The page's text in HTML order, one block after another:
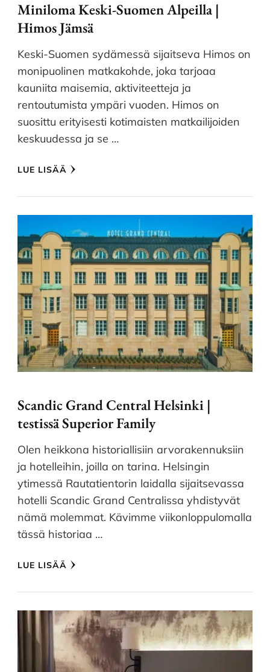
Miniloma Keski-Suomen Alpeilla |
Himos Jämsä
Keski-Suomen sydämessä sijaitseva Himos on
monipuolinen matkakohde, joka tarjoaa
kauniita maisemia, aktiviteetteja ja
rentoutumista ympäri vuoden. Himos on
suosittu erityisesti kotimaisten matkailijoiden
keskuudessa ja se …
LUE LISÄÄ
Scandic Grand Central Helsinki |
testissä Superior Family
Olen heikkona historiallisiin arvorakennuksiin
ja hotelleihin, joilla on tarina. Helsingin
ytimessä Rautatientorin laidalla sijaitsevassa
hotelli Scandic Grand Centralissa yhdistyvät
nämä molemmat. Kävimme viikonloppulomalla
tässä historiaa …
LUE LISÄÄ